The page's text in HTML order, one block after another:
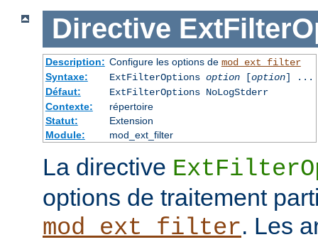
Directive
Description: Configure les options de mod_ext_filter
Syntaxe:
ExtFilterOptions option[option] ...
Défaut:
ExtFilterOptions NoLogStderr
Contexte:
répertoire
Statut:
Extension
Module:
mod_ext_filter
La directive
options de traitement
mod_ext_filter. Les